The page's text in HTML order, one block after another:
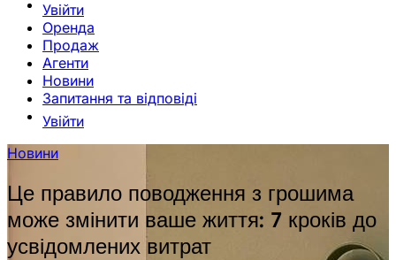
Увійти
Оренда
Продаж
Агенти
Новини
Запитання та відповіді
Увійти
Новини
Це правило поводження з грошима
може змінити ваше життя: 7 кроків до
усвідомлених витрат